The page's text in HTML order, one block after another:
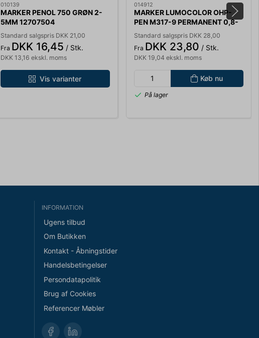
010139
MARKER PENOL 750 GRØN 2-
5MM 12707504
Standard salgspris DKK 21,00
Fra DKK 16,45 / Stk.
DKK 13,16 ekskl. moms
Vis varianter
014912
MARKER LUMOCOLOR OHP-
PEN M317-9 PERMANENT 0,8-
1MM SORT
Standard salgspris DKK 28,00
Fra DKK 23,80 / Stk.
DKK 19,04 ekskl. moms
Køb nu
På lager
INFORMATION
Ugens tilbud
Om Butikken
Kontakt - Åbningstider
Handelsbetingelser
Persondatapolitik
Brug af Cookies
Referencer Møbler